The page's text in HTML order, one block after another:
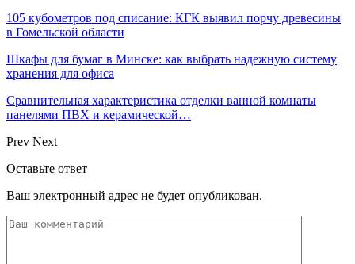
105 кубометров под списание: КГК выявил порчу древесины
в Гомельской области
Шкафы для бумаг в Минске: как выбрать надежную систему
хранения для офиса
Сравнительная характеристика отделки ванной комнаты
панелями ПВХ и керамической…
Prev Next
Оставьте ответ
Ваш электронный адрес не будет опубликован.